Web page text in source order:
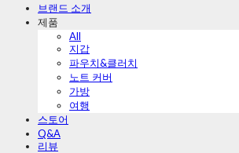
브랜드 소개
제품
All
지갑
파우치&클러치
노트 커버
가방
여행
스토어
Q&A
리뷰